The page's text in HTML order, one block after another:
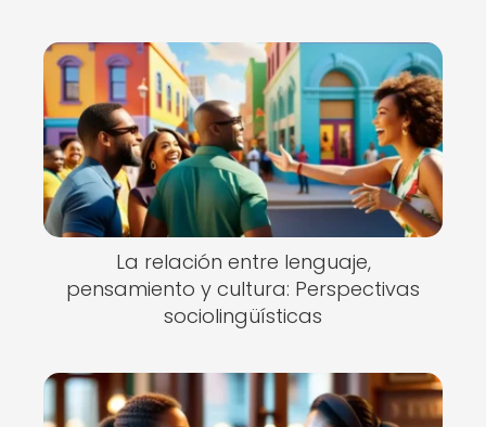
La relación entre lenguaje,
pensamiento y cultura: Perspectivas
sociolingüísticas